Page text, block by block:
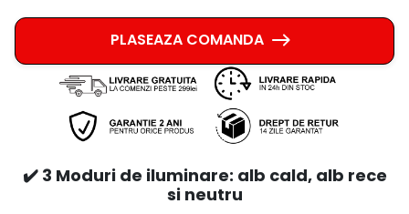
PLASEAZA COMANDA
✔️ 3 Moduri de iluminare: alb cald, alb rece
si neutru